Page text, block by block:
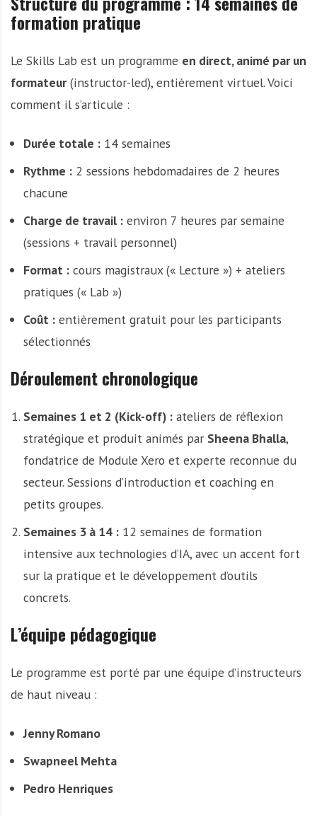
formation pratique
Le Skills Lab est un programme en direct, animé par un
formateur(instructor-led), entièrement virtuel. Voici
comment il s’articule :
Durée totale :14 semaines
Rythme :2 sessions hebdomadaires de 2 heures
chacune
Charge de travail :environ 7 heures par semaine
(sessions + travail personnel)
Format :cours magistraux (« Lecture ») + ateliers
pratiques (« Lab »)
Coût :entièrement gratuit pour les participants
sélectionnés
Déroulement chronologique
Semaines 1 et 2 (Kick-off) :ateliers de réflexion
stratégique et produit animés par Sheena Bhalla,
fondatrice de Module Xero et experte reconnue du
secteur. Sessions d’introduction et coaching en
petits groupes.
Semaines 3 à 14 :12 semaines de formation
intensive aux technologies d’IA, avec un accent fort
sur la pratique et le développement d’outils
concrets.
L’équipe pédagogique
Le programme est porté par une équipe d’instructeurs
de haut niveau :
Jenny Romano
Swapneel Mehta
Pedro Henriques